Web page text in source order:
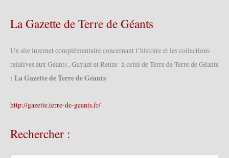
La Gazette de Terre de Géants
Un site internet complémentaire concernant l’histoire et les collections
relatives aux Géants , Gayant et Reuze à celui de Terre de Terre de Géants
: La Gazette de Terre de Géants
http://gazette.terre-de-geants.fr/
Rechercher :